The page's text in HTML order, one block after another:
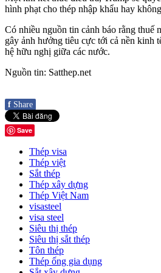
hình phạt cho thép nhập khẩu hay
Có nhiều nguồn tin cảnh báo rằng thuế
gây ảnh hưởng tiêu cực tới cả nền kinh
hệ hữu nghị giữa các nước.
Nguồn tin: Satthep.net
f Share
Save
Thép visa
Thép việt
Sắt thép
Thép xây dựng
Thép Việt Nam
visasteel
visa steel
Siêu thị thép
Siêu thị sắt thép
Tôn thép
Thép ống gia dụng